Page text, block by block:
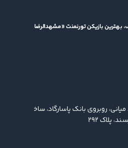
بازیکن تورنمنت «مشهدالرضا(ع)» شد
روبروی بانک پاسارگاد، ساختمان
پلاک ۲۹۲